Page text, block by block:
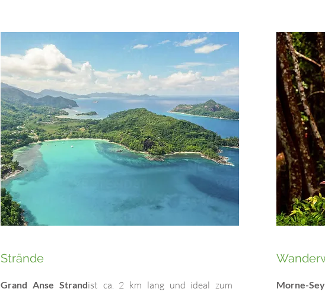
Strände
Grand Anse Strandist ca. 2 km lang und ideal zum
Morne-